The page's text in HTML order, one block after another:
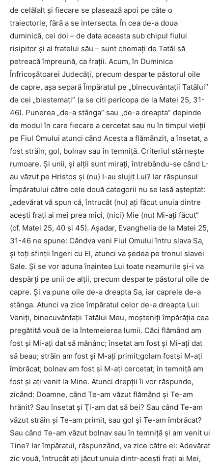
de celălalt şi fiecare se plasează apoi pe câte o
traiectorie, fără a se intersecta. În cea de-a doua
duminică, cei doi – de data aceasta sub chipul fiului
risipitor şi al fratelui său – sunt chemaţi de Tatăl să
petreacă împreună, ca fraţii. Acum, în Duminica
Înfricoşătoarei Judecăţi, precum desparte păstorul oile
de capre, aşa separă Împăratul pe „binecuvântaţii Tatălui”
de cei „blestemaţi” (a se citi pericopa de la Matei 25, 31-
46). Punerea „de-a stânga” sau „de-a dreapta” depinde
de modul în care fiecare a cercetat sau nu în timpul vieţii
pe Fiul Omului atunci când Acesta a flămânzit, a însetat, a
fost străin, gol, bolnav sau în temniţă. Criteriul stârneşte
rumoare. Şi unii, şi alţii sunt miraţi, întrebându-se când L-
au văzut pe Hristos şi (nu) I-au slujit Lui? Iar răspunsul
Împăratului către cele două categorii nu se lasă aşteptat:
„adevărat vă spun că, întrucât (nu) aţi făcut unuia dintre
aceşti fraţi ai mei prea mici, (nici) Mie (nu) Mi-aţi făcut”
(cf. Matei 25, 40 şi 45). Aşadar, Evanghelia de la Matei 25,
31-46 ne spune: Cândva veni Fiul Omului întru slava Sa,
şi toţi sfinţii îngeri cu El, atunci va şedea pe tronul slavei
Sale. Şi se vor aduna înaintea Lui toate neamurile şi-i va
despărţi pe unii de alţii, precum desparte păstorul oile de
capre. Şi va pune oile de-a dreapta Sa, iar caprele de-a
stânga. Atunci va zice împăratul celor de-a dreapta Lui:
Veniţi, binecuvântaţii Tatălui Meu, moşteniţi împărăţia cea
pregătită vouă de la întemeierea lumii. Căci flămând am
fost şi Mi-aţi dat să mănânc; însetat am fost şi Mi-aţi dat
să beau; străin am fost şi M-aţi primit;golam fostşi M-aţi
îmbrăcat; bolnav am fost şi M-aţi cercetat; în temniţă am
fost şi aţi venit la Mine. Atunci drepţii îi vor răspunde,
zicând: Doamne, când Te-am văzut flămând şi Te-am
hrănit? Sau însetat şi Ţi-am dat să bei? Sau când Te-am
văzut străin şi Te-am primit, sau gol şi Te-am îmbrăcat?
Sau când Te-am văzut bolnav sau în temniţă şi am venit ui
Tine? Iar împăratul, răspunzând, va zice către ei: Adevărat
zic vouă, întrucât aţi jăcut unuia dintr-aceşti fraţi ai Mei,